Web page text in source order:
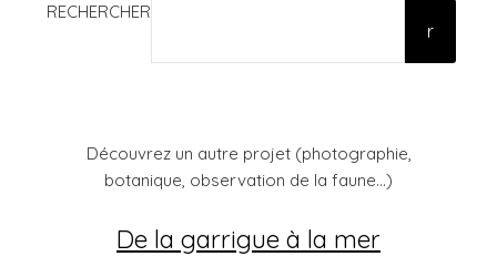
RECHERCHER
r
Découvrez un autre projet (photographie,
botanique, observation de la faune...)
De la garrigue à la mer